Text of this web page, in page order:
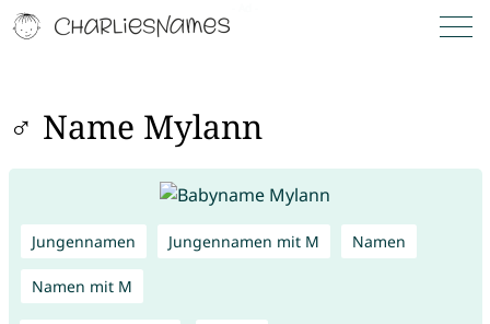
♂ Name Mylann
Jungennamen Jungennamen mit M Namen
Namen mit M